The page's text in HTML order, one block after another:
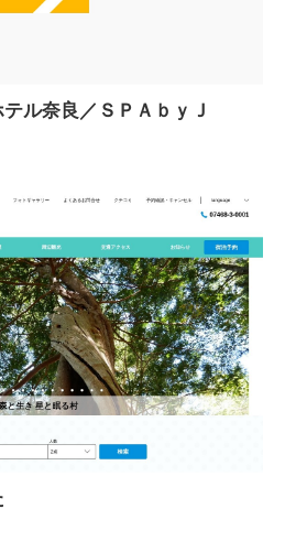
ル奈良／ＳＰＡｂｙＪ